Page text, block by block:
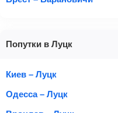
Попутки в Луцк
Киев – Луцк
Одесса – Луцк